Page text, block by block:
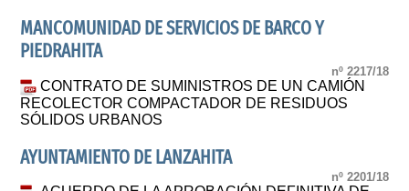
MANCOMUNIDAD DE SERVICIOS DE BARCO Y
PIEDRAHITA
nº 2217/18
CONTRATO DE SUMINISTROS DE UN CAMIÓN
RECOLECTOR COMPACTADOR DE RESIDUOS
SÓLIDOS URBANOS
AYUNTAMIENTO DE LANZAHITA
nº 2201/18